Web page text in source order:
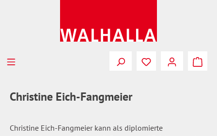
Du hast 0
Christine Eich-Fangmeier
Christine Eich-Fangmeier kann als diplomierte